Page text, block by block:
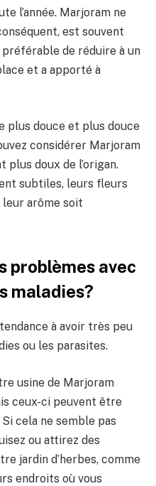
l’année. Marjoram ne
est souvent
de réduire à un
et a apporté à
plus douce et plus douce
considérer Marjoram
doux de l’origan.
subtiles, leurs fleurs
arôme soit
problèmes avec
maladies?
à avoir très peu
ou les parasites.
usine de Marjoram
ceux-ci peuvent être
cela ne semble pas
ou attirez des
jardin d’herbes, comme
endroits où vous